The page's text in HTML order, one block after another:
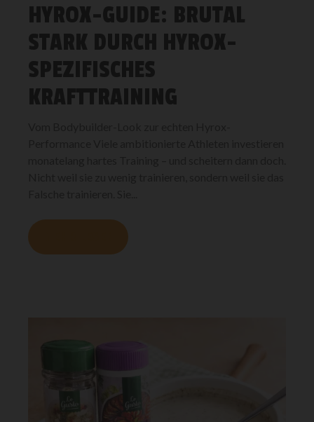
HYROX-GUIDE: BRUTAL
STARK DURCH HYROX-
SPEZIFISCHES
KRAFTTRAINING